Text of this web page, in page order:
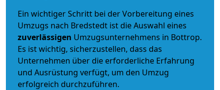
Ein wichtiger Schritt bei der Vorbereitung eines
Umzugs nach Bredstedt ist die Auswahl eines
zuverlässigen Umzugsunternehmens in Bottrop.
Es ist wichtig, sicherzustellen, dass das
Unternehmen über die erforderliche Erfahrung
und Ausrüstung verfügt, um den Umzug
erfolgreich durchzuführen.